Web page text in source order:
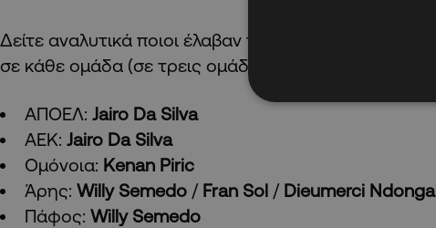
Δείτε αναλυτικά ποιοι έλαβαν την πλειοψηφία
σε κάθε ομάδα (σε τρεις ομάδες υπήρξαν ισοψηφίες):
ΑΠΟΕΛ: Jairo Da Silva
AEK: Jairo Da Silva
Ομόνοια: Kenan Piric
Άρης: Willy Semedo / Fran Sol / Dieumerci
Πάφος: Willy Semedo